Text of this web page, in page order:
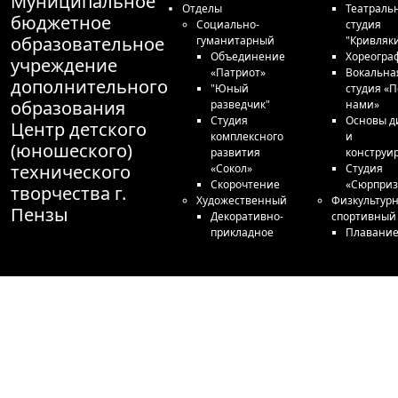
бюджетное
образовательное
учреждение
дополнительного
образования
Центр детского
(юношеского)
технического
творчества г.
Пензы
Отделы
Социально-
гуманитарный
Объединение
«Патриот»
"Юный
разведчик"
Студия
комплексного
развития
«Сокол»
Скорочтение
Художественный
Декоративно-
прикладное
студия
студия
нами»
Основы
и
Студия
спортивный
Плавание